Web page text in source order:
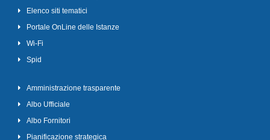
Elenco siti tematici
Portale OnLine delle Istanze
Wi-Fi
Spid
Amministrazione trasparente
Albo Ufficiale
Albo Fornitori
Pianificazione strategica